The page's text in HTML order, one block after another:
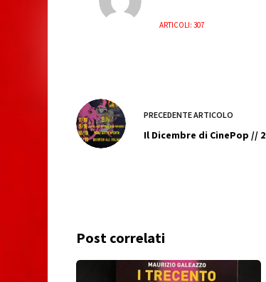
ARTICOLI: 307
PRECEDENTEARTICOLO
Il Dicembre di CinePop //
Post correlati